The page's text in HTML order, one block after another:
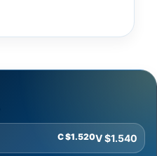
C $1.520V $1.540